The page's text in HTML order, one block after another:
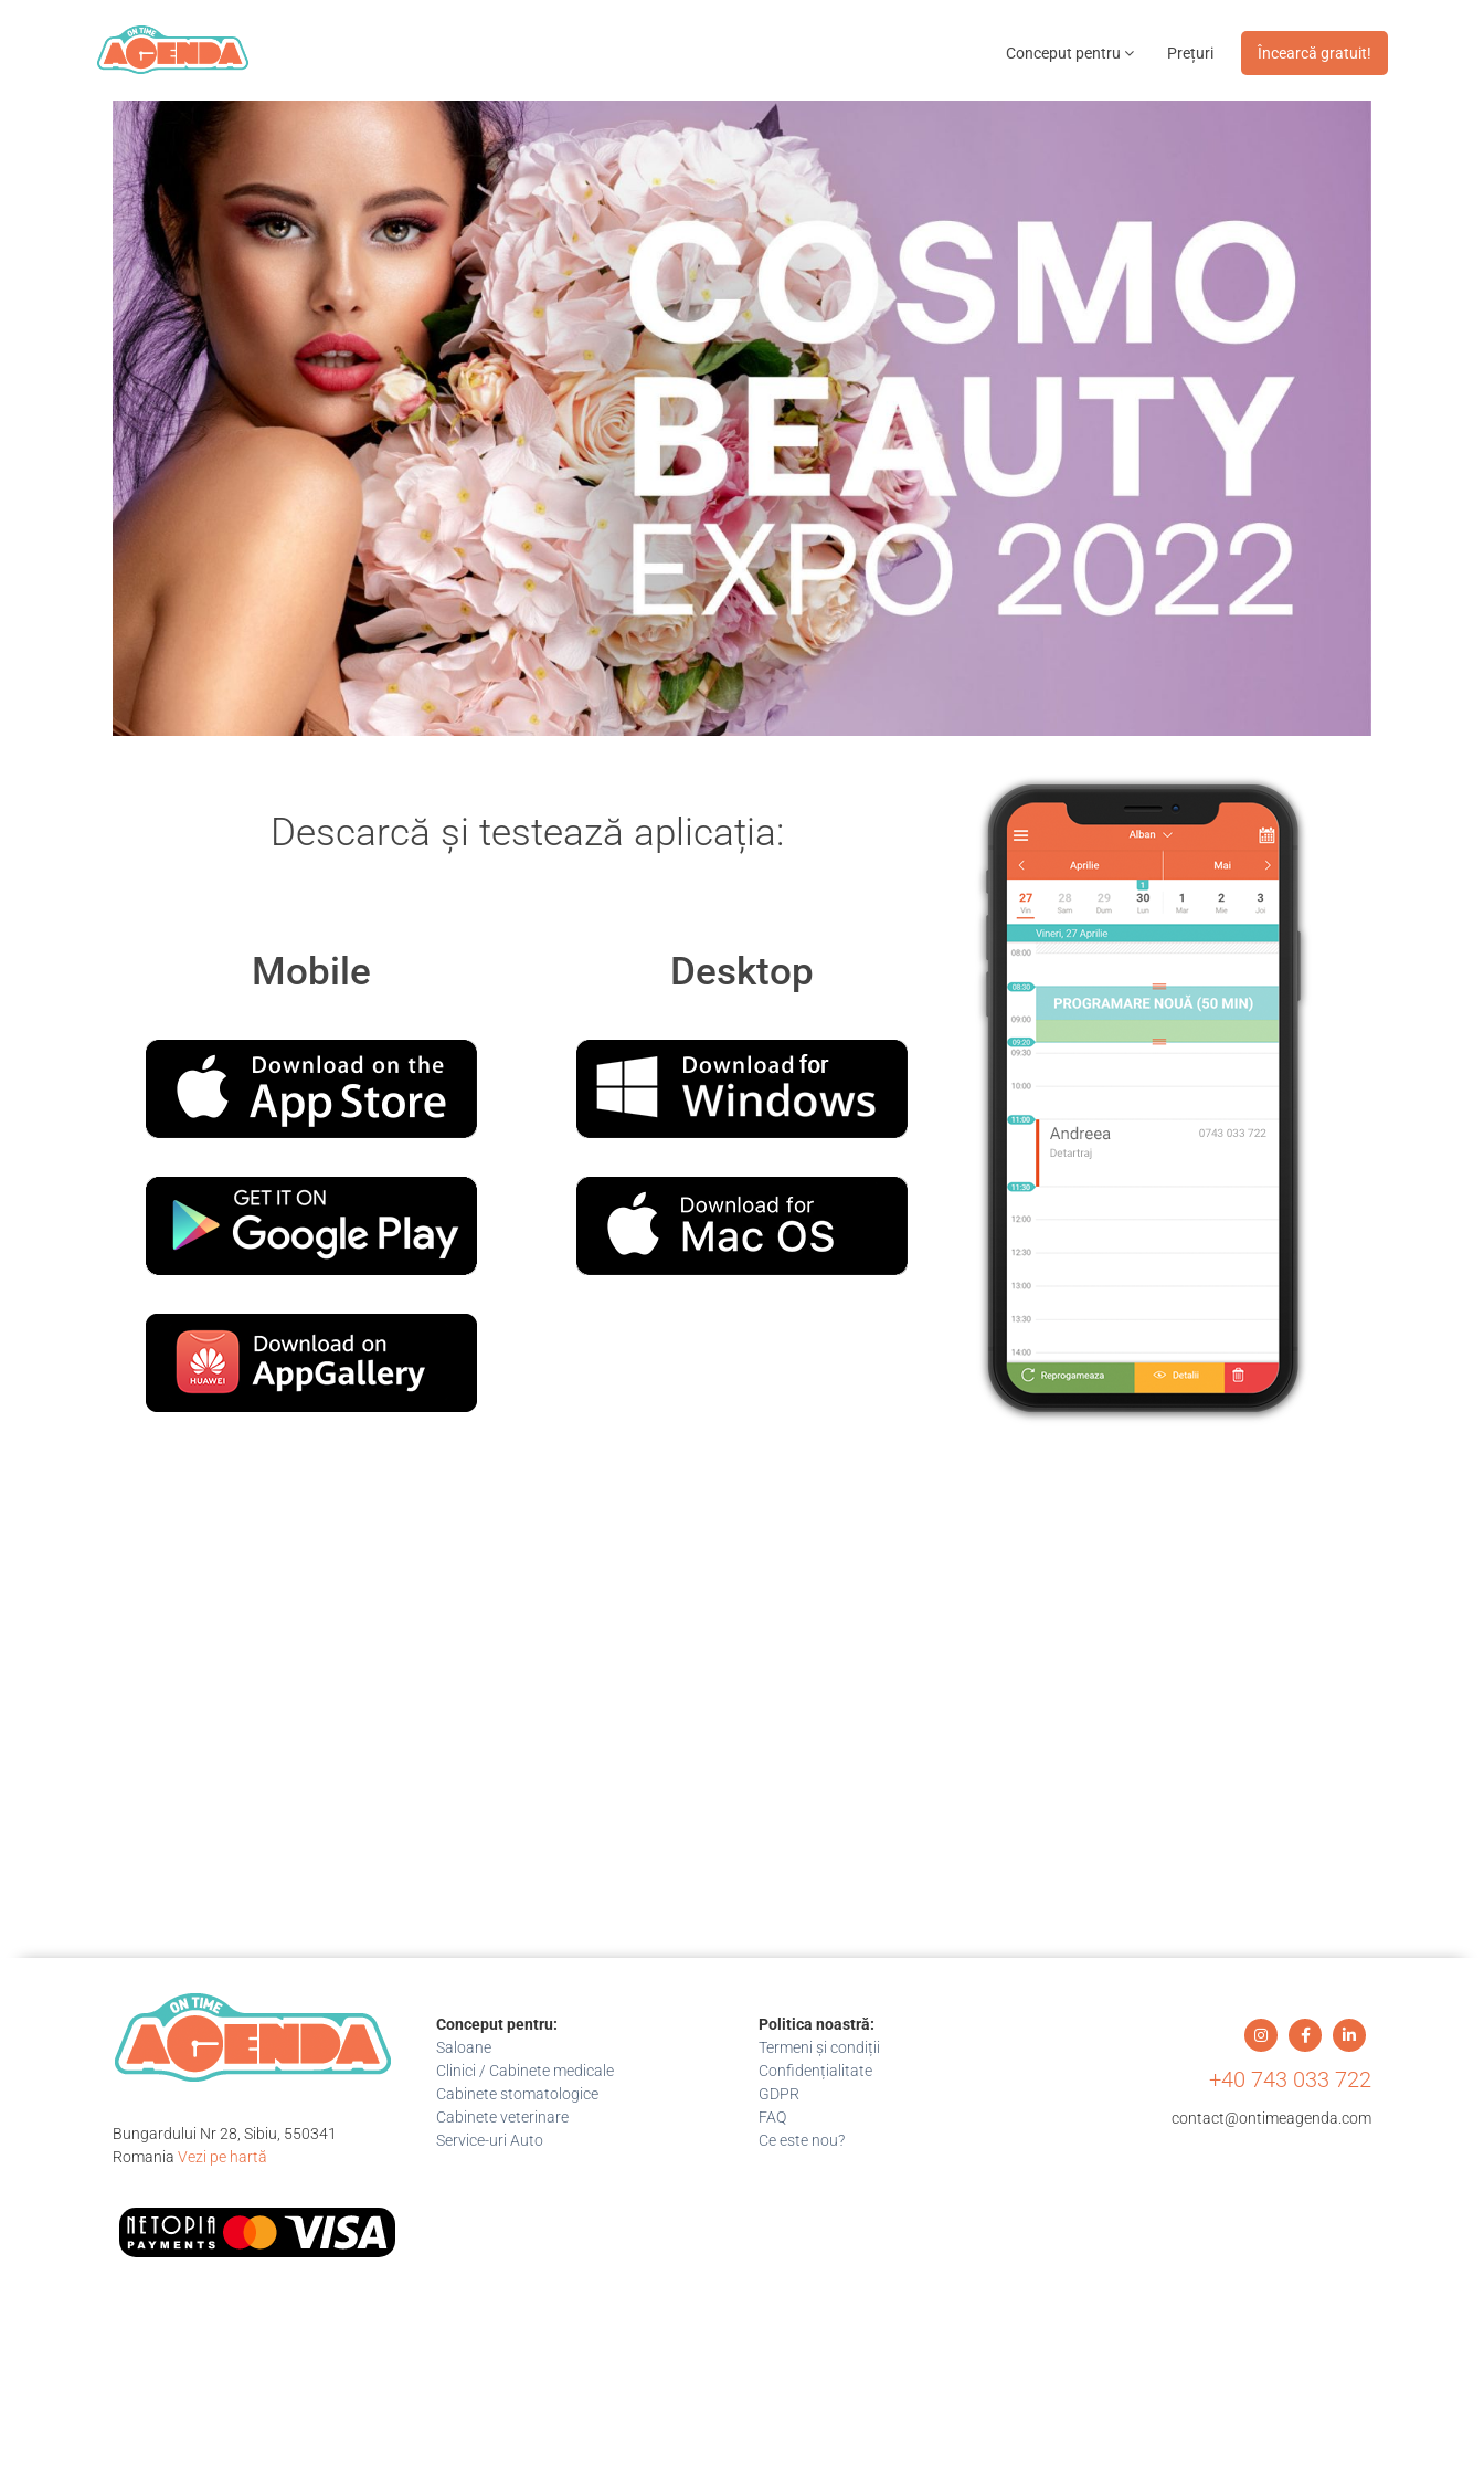
Conceput pentru Prețuri Încearcă gratuit!
Descarcă și testează aplicația:
Mobile Desktop
Bungardului Nr 28, Sibiu, 550341
Romania Vezi pe hartă
Conceput pentru:
Saloane
Clinici / Cabinete medicale
Cabinete stomatologice
Cabinete veterinare
Service-uri Auto
Politica noastră:
Termeni și condiții
Confidențialitate
GDPR
FAQ
Ce este nou?
+40 743 033 722
contact@ontimeagenda.com